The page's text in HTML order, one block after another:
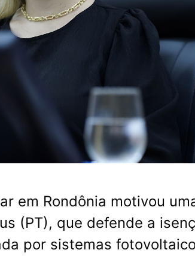
em Rondônia motivou
(PT), que defende a
por sistemas